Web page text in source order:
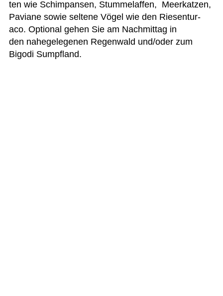
ten wie Schim­pan­sen, Stum­mel­af­fen, Meer­kat­zen,
Paviane sowie sel­tene Vögel wie den Rie­sen­tur­
aco. Optio­nal gehen Sie am Nach­mit­tag in
den nahe­ge­le­ge­nen Regen­wald und/oder zum
Bigodi Sumpfland.